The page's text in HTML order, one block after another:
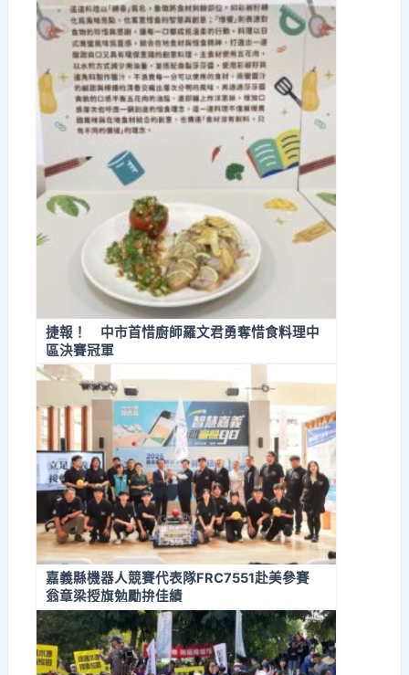
捷報！ 中市首惜廚師羅文君勇奪惜食料理中
區決賽冠軍
嘉義縣機器人競賽代表隊FRC7551赴美參賽
翁章梁授旗勉勵拚佳績